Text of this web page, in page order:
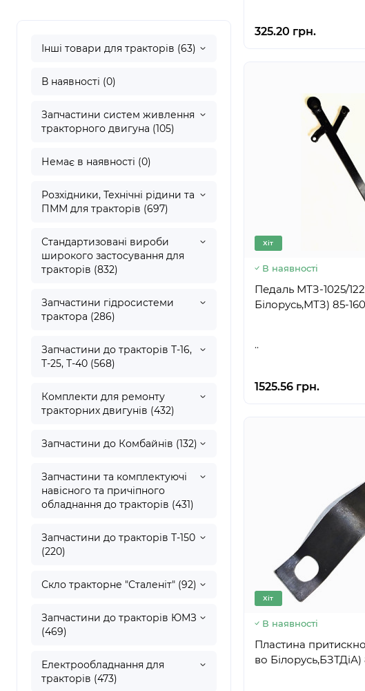
Інші товари для тракторів (63)
В наявності (0)
Запчастини систем живлення
тракторного двигуна (105)
Немає в наявності (0)
Розхідники, Технічні рідини та
ПММ для тракторів (697)
Стандартизовані вироби
широкого застосування для
тракторів (832)
Запчастини гідросистеми
трактора (286)
Запчастини до тракторів Т-16,
Т-25, Т-40 (568)
Комплекти для ремонту
тракторних двигунів (432)
Запчастини до Комбайнів (132)
Запчастини та комплектуючі
навісного та причіпного
обладнання до тракторів (431)
Запчастини до тракторів Т-150
(220)
Скло тракторне "Сталеніт" (92)
Запчастини до тракторів ЮМЗ
(469)
Електрообладнання для
тракторів (473)
325.20 грн.
Хіт
В наявності
Педаль МТЗ-1025/
..
1525.56 грн.
Хіт
В наявності
Пластина